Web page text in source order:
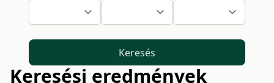
Keresés
Keresési eredmények